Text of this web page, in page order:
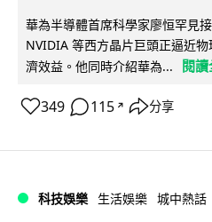
華為半導體首席科學家廖恒罕見
NVIDIA 等西方晶片巨頭正逼近
濟效益。他同時介紹華為...
閱
349 115 ↗ 分享
科技娛樂 生活娛樂 城中熱話